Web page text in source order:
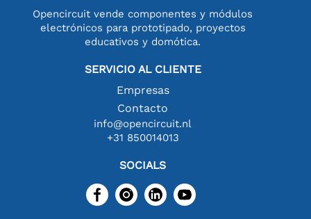
Opencircuit vende componentes y módulos
electrónicos para prototipado, proyectos
educativos y domótica.
SERVICIO AL CLIENTE
Empresas
Contacto
info@opencircuit.nl
+31 850014013
SOCIALS